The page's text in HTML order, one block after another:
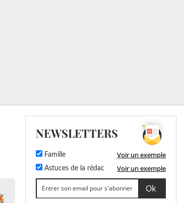
NEWSLETTERS
Famille Voir un exemple
Astuces de la rédac Voir un exemple